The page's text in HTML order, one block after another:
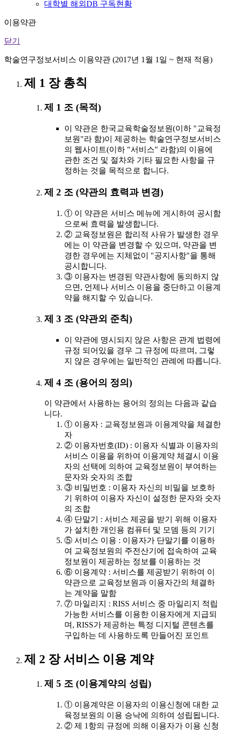
대학별 해외DB 구독현황
이용약관
닫기
학술연구정보서비스 이용약관 (2017년 1월 1일 ~ 현재 적용)
제 1 장 총칙
제 1 조 (목적)
이 약관은 한국교육학술정보원(이하 "교육정
보원"라 함)이 제공하는 학술연구정보서비스
의 웹사이트(이하 "서비스" 라함)의 이용에
관한 조건 및 절차와 기타 필요한 사항을 규
정하는 것을 목적으로 합니다.
제 2 조 (약관의 효력과 변경)
① 이 약관은 서비스 메뉴에 게시하여 공시함
으로써 효력을 발생합니다.
② 교육정보원은 합리적 사유가 발생한 경우
에는 이 약관을 변경할 수 있으며, 약관을 변
경한 경우에는 지체없이 "공지사항"을 통해
공시합니다.
③ 이용자는 변경된 약관사항에 동의하지 않
으면, 언제나 서비스 이용을 중단하고 이용계
약을 해지할 수 있습니다.
제 3 조 (약관외 준칙)
이 약관에 명시되지 않은 사항은 관계 법령에
규정 되어있을 경우 그 규정에 따르며, 그렇
지 않은 경우에는 일반적인 관례에 따릅니다.
제 4 조 (용어의 정의)
이 약관에서 사용하는 용어의 정의는 다음과 같습
니다.
① 이용자 : 교육정보원과 이용계약을 체결한
자
② 이용자번호(ID) : 이용자 식별과 이용자의
서비스 이용을 위하여 이용계약 체결시 이용
자의 선택에 의하여 교육정보원이 부여하는
문자와 숫자의 조합
③ 비밀번호 : 이용자 자신의 비밀을 보호하
기 위하여 이용자 자신이 설정한 문자와 숫자
의 조합
④ 단말기 : 서비스 제공을 받기 위해 이용자
가 설치한 개인용 컴퓨터 및 모뎀 등의 기기
⑤ 서비스 이용 : 이용자가 단말기를 이용하
여 교육정보원의 주전산기에 접속하여 교육
정보원이 제공하는 정보를 이용하는 것
⑥ 이용계약 : 서비스를 제공받기 위하여 이
약관으로 교육정보원과 이용자간의 체결하
는 계약을 말함
⑦ 마일리지 : RISS 서비스 중 마일리지 적립
가능한 서비스를 이용한 이용자에게 지급되
며, RISS가 제공하는 특정 디지털 콘텐츠를
구입하는 데 사용하도록 만들어진 포인트
제 2 장 서비스 이용 계약
제 5 조 (이용계약의 성립)
① 이용계약은 이용자의 이용신청에 대한 교
육정보원의 이용 승낙에 의하여 성립됩니다.
② 제 1항의 규정에 의해 이용자가 이용 신청